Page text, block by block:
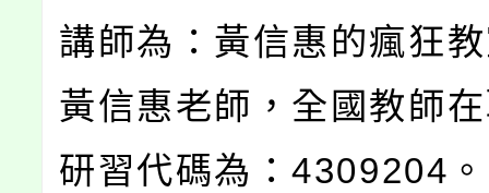
講師為：黃信惠的瘋狂
黃信惠老師，全國教師
研習代碼為：4309204。